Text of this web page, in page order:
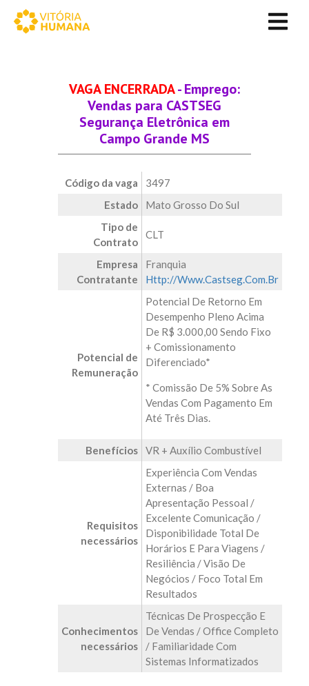
VAGA ENCERRADA- Emprego:
Vendas para CASTSEG
Segurança Eletrônica em
Campo Grande MS
Código da vaga
3497
Estado
Mato Grosso Do Sul
Tipo de
Contrato
CLT
Empresa
Contratante
Franquia
Http://www.castseg.com.br
Potencial de
Remuneração
Potencial De Retorno Em
Desempenho Pleno Acima
De R$ 3.000,00 Sendo Fixo
+ Comissionamento
Diferenciado*
* Comissão De 5% Sobre As
Vendas Com Pagamento Em
Até Três Dias.
Benefícios VR + Auxílio Combustível
Requisitos
necessários
Experiência Com Vendas
Externas / Boa
Apresentação Pessoal /
Excelente Comunicação /
Disponibilidade Total De
Horários E Para Viagens /
Resiliência / Visão De
Negócios / Foco Total Em
Resultados
Conhecimentos
necessários
Técnicas De Prospecção E
De Vendas / Office Completo
/ Familiaridade Com
Sistemas Informatizados